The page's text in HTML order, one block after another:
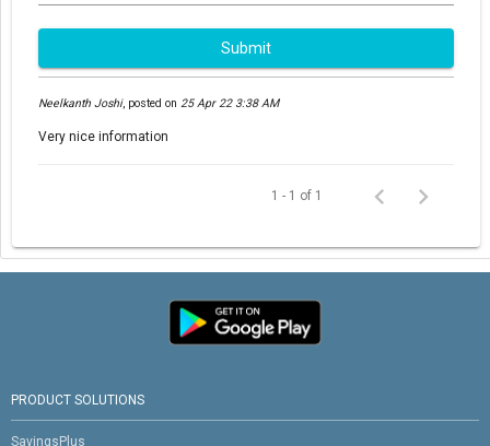
Submit
Neelkanth Joshi, posted on 25 Apr 22 3:38 AM
Very nice information
1 - 1 of 1
PRODUCT SOLUTIONS
SavingsPlus